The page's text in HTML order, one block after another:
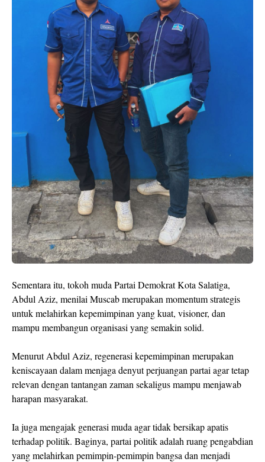
Sementara itu, tokoh muda Partai Demokrat Kota Salatiga,
Abdul Aziz, menilai Muscab merupakan momentum strategis
untuk melahirkan kepemimpinan yang kuat, visioner, dan
mampu membangun organisasi yang semakin solid.
Menurut Abdul Aziz, regenerasi kepemimpinan merupakan
keniscayaan dalam menjaga denyut perjuangan partai agar tetap
relevan dengan tantangan zaman sekaligus mampu menjawab
harapan masyarakat.
Ia juga mengajak generasi muda agar tidak bersikap apatis
terhadap politik. Baginya, partai politik adalah ruang pengabdian
yang melahirkan pemimpin-pemimpin bangsa dan menjadi